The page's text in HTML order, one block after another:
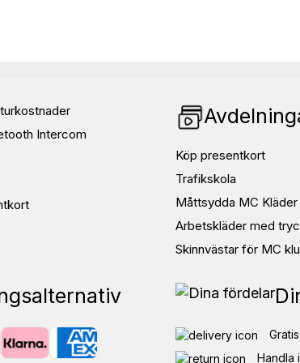
Intercom
Köp presentkort
Trafikskola
Måttsydda MC Kläder
Arbetskläder med
Skinnvästar för MC
Handla